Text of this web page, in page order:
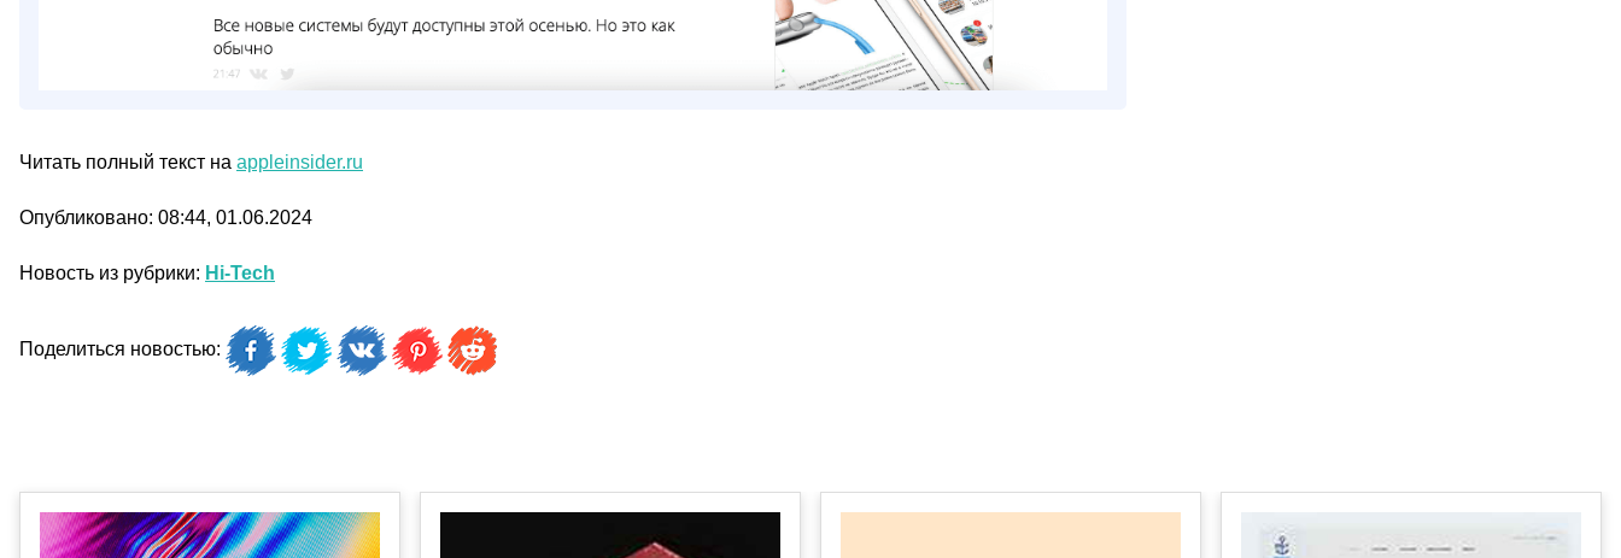
Читать полный текст на appleinsider.ru
Опубликовано: 08:44, 01.06.2024
Новость из рубрики: Hi-Tech
Поделиться новостью: